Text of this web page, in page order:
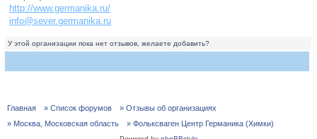
http://www.germanika.ru/
info@sever.germanika.ru
У этой организации пока нет отзывов, желаете добавить?
Главная » Список форумов
» Отзывы об организациях
» Москва, Московская область
» Фольксваген Центр Германика (Химки)